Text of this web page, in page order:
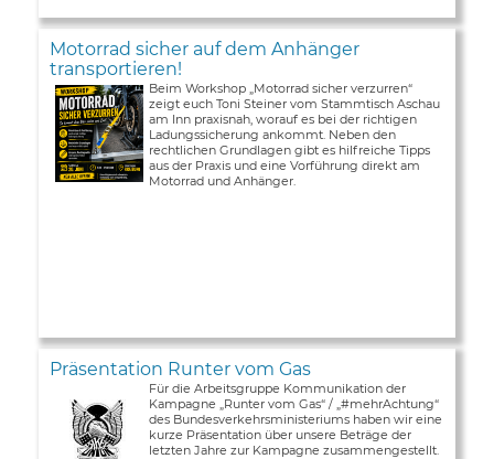
Motorrad sicher auf dem Anhänger
transportieren!
Beim Workshop „Motorrad sicher verzurren“
zeigt euch Toni Steiner vom Stammtisch Aschau
am Inn praxisnah, worauf es bei der richtigen
Ladungssicherung ankommt. Neben den
rechtlichen Grundlagen gibt es hilfreiche Tipps
aus der Praxis und eine Vorführung direkt am
Motorrad und Anhänger.
Präsentation Runter vom Gas
Für die Arbeitsgruppe Kommunikation der
Kampagne „Runter vom Gas“ / „#mehrAchtung“
des Bundesverkehrsministeriums haben wir eine
kurze Präsentation über unsere Beträge der
letzten Jahre zur Kampagne zusammengestellt.